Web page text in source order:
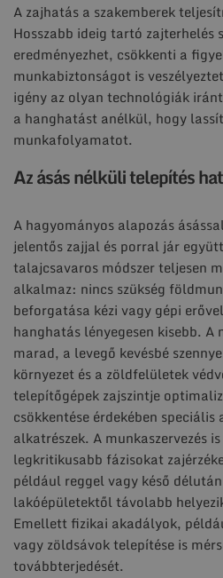
A zajhatás a szakemberek
Hosszabb ideig tartó zajterhelés
eredményezhet, csökkenti a
munkabiztonságot is
igény az olyan technológiák
a hanghatást anélkül, hogy
munkafolyamatot.
Az ásás nélküli telepítés
A hagyományos alapozás
jelentős zajjal és porral jár
talajcsavaros módszer teljesen
alkalmaz: nincs szükség
beforgatása kézi vagy gépi
hanghatás lényegesen kisebb.
marad, a levegő kevésbé
környezet és a zöldfelületek
telepítőgépek zajszintje
csökkentése érdekében
alkatrészek. A munkaszervezés
legkritikusabb fázisokat
például reggel vagy késő
lakóépületektől távolabb
Emellett fizikai akadályok,
vagy zöldsávok telepítése is
továbbterjedését.